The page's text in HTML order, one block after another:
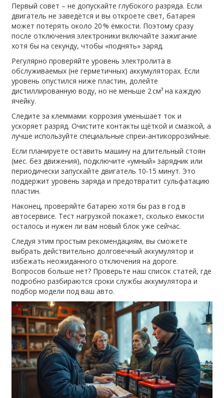
Первый совет – не допускайте глубокого разряда. Если
двигатель не заведётся и вы откроете свет, батарея
может потерять около 20 % ёмкости. Поэтому сразу
после отключения электроники включайте зажигание
хотя бы на секунду, чтобы «поднять» заряд.
Регулярно проверяйте уровень электролита в
обслуживаемых (не герметичных) аккумуляторах. Если
уровень опустился ниже пластин, долейте
дистиллированную воду, но не меньше 2 см³ на каждую
ячейку.
Следите за клеммами: коррозия уменьшает ток и
ускоряет разряд. Очистите контакты щёткой и смазкой, а
лучше используйте специальные спреи‑антикоррозийные.
Если планируете оставить машину на длительный стоян
(мес. без движения), подключите «умный» зарядник или
периодически запускайте двигатель 10‑15 минут. Это
поддержит уровень заряда и предотвратит сульфатацию
пластин.
Наконец, проверяйте батарею хотя бы раз в год в
автосервисе. Тест нагрузкой покажет, сколько ёмкости
осталось и нужен ли вам новый блок уже сейчас.
Следуя этим простым рекомендациям, вы сможете
выбрать действительно долговечный аккумулятор и
избежать неожиданного отключения на дороге.
Вопросов больше нет? Проверьте наш список статей, где
подробно разбираются сроки службы аккумулятора и
подбор модели под ваш авто.